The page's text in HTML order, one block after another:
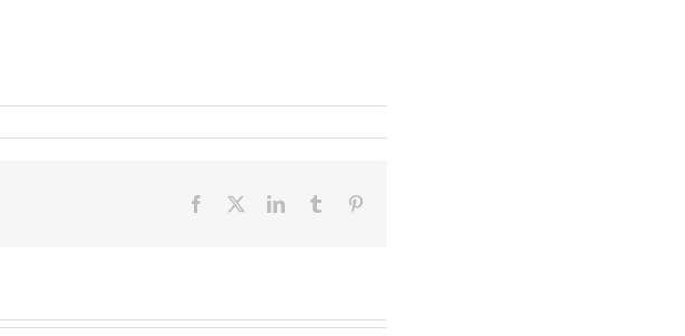
Facebook LinkedInTumblr